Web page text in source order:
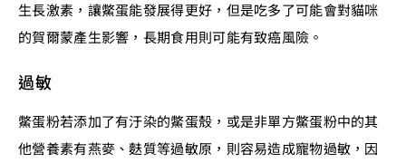
生長激素，讓鱉蛋能發展得更好，但是吃多了可能會對貓咪
的賀爾蒙產生影響，長期食用則可能有致癌風險。
過敏
鱉蛋粉若添加了有汙染的鱉蛋殼，或是非單方鱉蛋粉中的其
他營養素有燕麥、麩質等過敏原，則容易造成寵物過敏，因